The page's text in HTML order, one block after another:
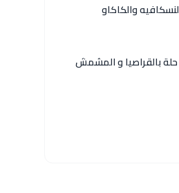
والكاكاو
بالقراصيا و المشمش